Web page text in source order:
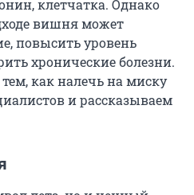
клетчатка. Однако
вишня может
повысить уровень
хронические болезни.
как налечь на миску
и рассказываем